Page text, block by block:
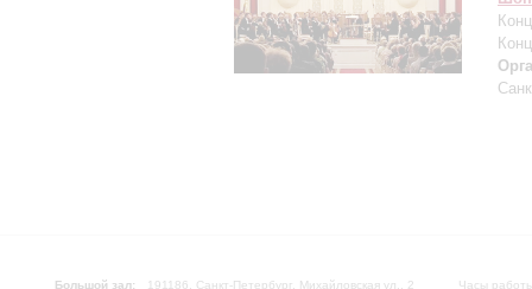
Большой зал:
191186, Санкт-Петербург, Михайловская ул., 2
Часы